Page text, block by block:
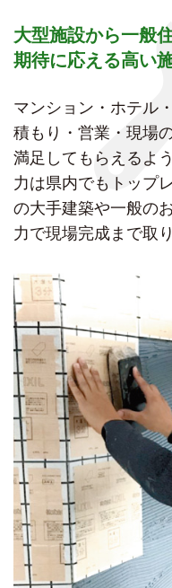
大型施設から一般
期待に応える高い
マンション・ホテル
積もり・営業・現場
満足してもらえるよ
力は県内でもトップ
の大手建築や一般の
力で現場完成まで取